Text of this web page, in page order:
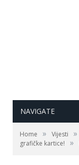
NAVIGATE
Home » Vijesti »
grafičke kartice!
»